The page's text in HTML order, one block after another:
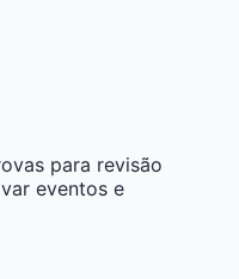
para revisão
eventos e